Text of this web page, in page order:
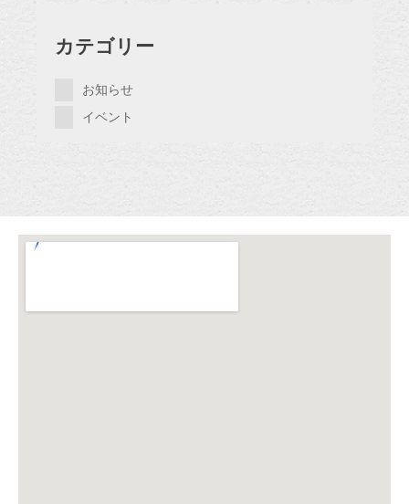
カテゴリー
お知らせ
イベント